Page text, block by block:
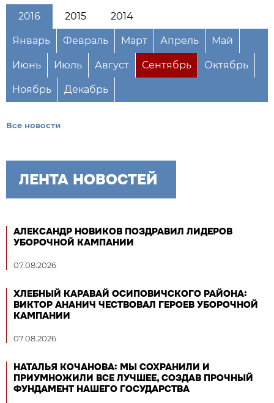
2016 2015 2014
Январь Февраль Март Апрель Май
Июнь Июль Август Сентябрь Октябрь
Ноябрь Декабрь
Все новости
ЛЕНТА НОВОСТЕЙ
АЛЕКСАНДР НОВИКОВ ПОЗДРАВИЛ ЛИДЕРОВ
УБОРОЧНОЙ КАМПАНИИ
07.08.2026
ХЛЕБНЫЙ КАРАВАЙ ОСИПОВИЧСКОГО РАЙОНА:
ВИКТОР АНАНИЧ ЧЕСТВОВАЛ ГЕРОЕВ УБОРОЧНОЙ
КАМПАНИИ
07.08.2026
НАТАЛЬЯ КОЧАНОВА: МЫ СОХРАНИЛИ И
ПРИУМНОЖИЛИ ВСЕ ЛУЧШЕЕ, СОЗДАВ ПРОЧНЫЙ
ФУНДАМЕНТ НАШЕГО ГОСУДАРСТВА